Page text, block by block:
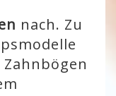
nach. Zu